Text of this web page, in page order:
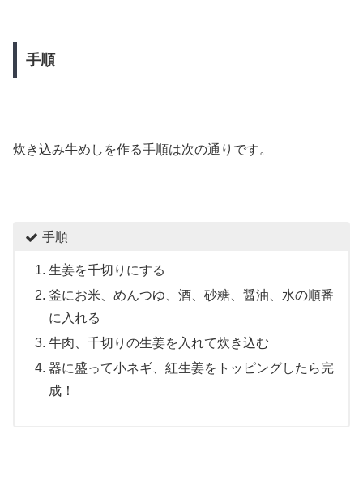
手順
炊き込み牛めしを作る手順は次の通りです。
手順
生姜を千切りにする
釜にお米、めんつゆ、酒、砂糖、醤油、水の順番
に入れる
牛肉、千切りの生姜を入れて炊き込む
器に盛って小ネギ、紅生姜をトッピングしたら完
成！